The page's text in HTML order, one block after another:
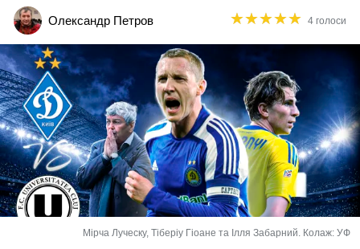
Різне
Букмекери
Казино
Олександр Петров ★★★★★
★★★★★ 4 голоси
Мірча Луческу, Тіберіу Гіоане та Ілля Забарний. Колаж: УФ